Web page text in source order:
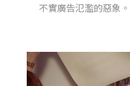
不實廣告氾濫的惡象。